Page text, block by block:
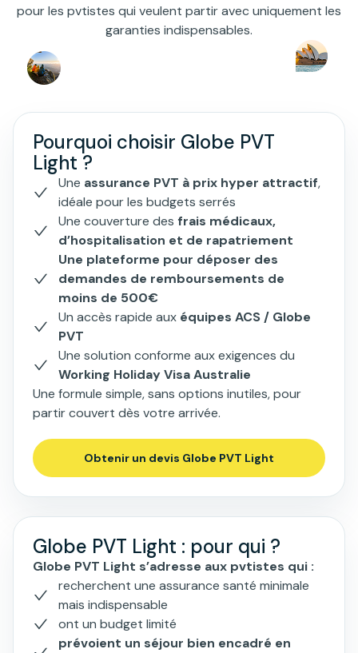
pour les pvtistes qui veulent partir avec uniquement les
garanties indispensables.
Pourquoi choisir Globe PVT
Light ?
Une assurance PVT à prix hyper attractif,
idéale pour les budgets serrés
Une couverture des frais médicaux,
d’hospitalisation et de rapatriement
Une plateforme pour déposer des
demandes de remboursements de
moins de 500€
Un accès rapide aux équipes ACS / Globe
PVT
Une solution conforme aux exigences du
Working Holiday Visa Australie
Une formule simple, sans options inutiles, pour
partir couvert dès votre arrivée.
Obtenir un devis Globe PVT Light
Globe PVT Light : pour qui ?
Globe PVT Light s’adresse aux pvtistes qui :
recherchent une assurance santé minimale
mais indispensable
ont un budget limité
prévoient un séjour bien encadré en